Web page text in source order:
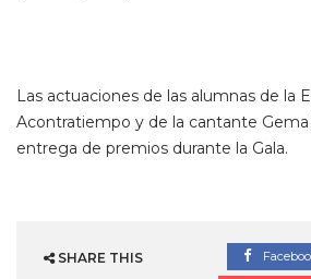
Las actuaciones de las alumnas de la
Acontratiempo y de la cantante Gema
entrega de premios durante la Gala.
SHARE THIS